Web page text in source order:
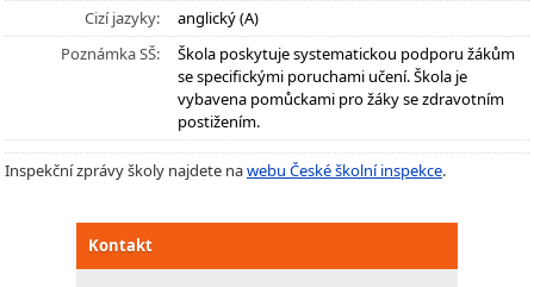
Cizí jazyky:
anglický (A)
Poznámka SŠ:
Škola poskytuje systematickou podporu žákům
se specifickými poruchami učení. Škola je
vybavena pomůckami pro žáky se zdravotním
postižením.
Inspekční zprávy školy najdete nawebu České školní inspekce.
Kontakt